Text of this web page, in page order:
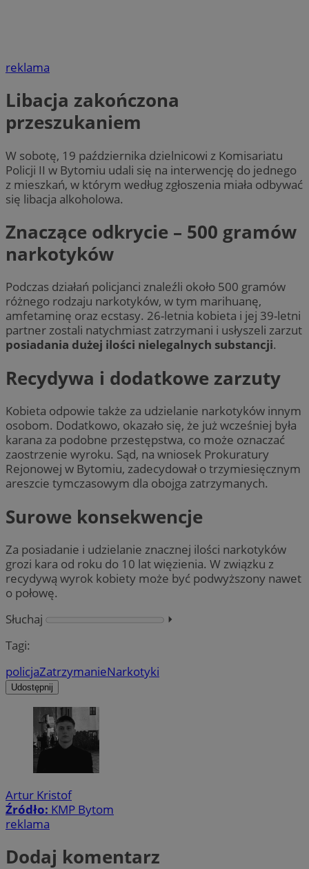
reklama
Libacja zakończona
przeszukaniem
W sobotę, 19 października dzielnicowi z Komisariatu
Policji II w Bytomiu udali się na interwencję do jednego
z mieszkań, w którym według zgłoszenia miała odbywać
się libacja alkoholowa.
Znaczące odkrycie – 500 gramów
narkotyków
Podczas działań policjanci znaleźli około 500 gramów
różnego rodzaju narkotyków, w tym marihuanę,
amfetaminę oraz ecstasy. 26-letnia kobieta i jej 39-letni
partner zostali natychmiast zatrzymani i usłyszeli zarzut
posiadania dużej ilości nielegalnych substancji.
Recydywa i dodatkowe zarzuty
Kobieta odpowie także za udzielanie narkotyków innym
osobom. Dodatkowo, okazało się, że już wcześniej była
karana za podobne przestępstwa, co może oznaczać
zaostrzenie wyroku. Sąd, na wniosek Prokuratury
Rejonowej w Bytomiu, zadecydował o trzymiesięcznym
areszcie tymczasowym dla obojga zatrzymanych.
Surowe konsekwencje
Za posiadanie i udzielanie znacznej ilości narkotyków
grozi kara od roku do 10 lat więzienia. W związku z
recydywą wyrok kobiety może być podwyższony nawet
o połowę.
Słuchaj
⏵︎
Tagi:
policjaZatrzymanieNarkotyki
Udostępnij
Artur Kristof
Źródło: KMP Bytom
reklama
Dodaj komentarz